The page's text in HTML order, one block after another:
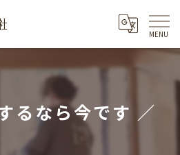
るなら今です ／